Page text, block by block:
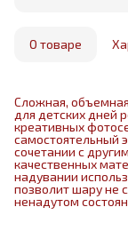
маркетплейса
О товаре
Сложная,
для детских дней
креативных
самостоятельный
сочетании с
качественных
надувании
позволит шару не
ненадутом